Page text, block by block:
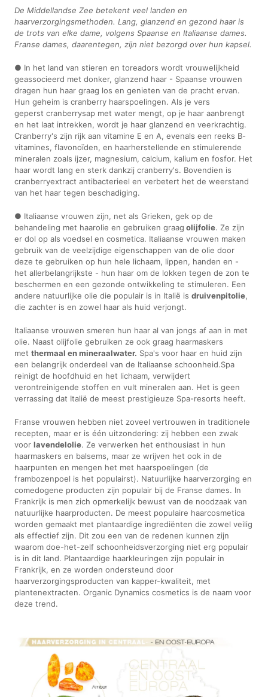
De Middellandse Zee betekent veel landen en
haarverzorgingsmethoden. Lang, glanzend en gezond haar is
de trots van elke dame, volgens Spaanse en Italiaanse dames.
Franse dames, daarentegen, zijn niet bezorgd over hun kapsel.
● In het land van stieren en toreadors wordt vrouwelijkheid
geassocieerd met donker, glanzend haar - Spaanse vrouwen
dragen hun haar graag los en genieten van de pracht ervan.
Hun geheim is cranberry haarspoelingen. Als je vers
geperst cranberrysap met water mengt, op je haar aanbrengt
en het laat intrekken, wordt je haar glanzend en veerkrachtig.
Cranberry's zijn rijk aan vitamine E en A, evenals een reeks B-
vitamines, flavonoïden, en haarherstellende en stimulerende
mineralen zoals ijzer, magnesium, calcium, kalium en fosfor. Het
haar wordt lang en sterk dankzij cranberry's. Bovendien is
cranberryextract antibacterieel en verbetert het de weerstand
van het haar tegen beschadiging.
● Italiaanse vrouwen zijn, net als Grieken, gek op de
behandeling met haarolie en gebruiken graag olijfolie. Ze zijn
er dol op als voedsel en cosmetica. Italiaanse vrouwen maken
gebruik van de veelzijdige eigenschappen van de olie door
deze te gebruiken op hun hele lichaam, lippen, handen en -
het allerbelangrijkste - hun haar om de lokken tegen de zon te
beschermen en een gezonde ontwikkeling te stimuleren. Een
andere natuurlijke olie die populair is in Italië isdruivenpitolie,
die zachter is en zowel haar als huid verjongt.
Italiaanse vrouwen smeren hun haar al van jongs af aan in met
olie. Naast olijfolie gebruiken ze ook graag haarmaskers
metthermaal en mineraalwater. Spa's voor haar en huid zijn
een belangrijk onderdeel van de Italiaanse schoonheid.Spa
reinigt de hoofdhuid en het lichaam, verwijdert
verontreinigende stoffen en vult mineralen aan. Het is geen
verrassing dat Italië de meest prestigieuze Spa-resorts heeft.
Franse vrouwen hebben niet zoveel vertrouwen in traditionele
recepten, maar er is één uitzondering: zij hebben een zwak
voorlavendelolie. Ze verwerken het enthousiast in hun
haarmaskers en balsems, maar ze wrijven het ook in de
haarpunten en mengen het met haarspoelingen (de
frambozenpoel is het populairst). Natuurlijke haarverzorging en
comedogene producten zijn populair bij de Franse dames. In
Frankrijk is men zich opmerkelijk bewust van de noodzaak van
natuurlijke haarproducten. De meest populaire haarcosmetica
worden gemaakt met plantaardige ingrediënten die zowel veilig
als effectief zijn. Dit zou een van de redenen kunnen zijn
waarom doe-het-zelf schoonheidsverzorging niet erg populair
is in dit land. Plantaardige haarkleuringen zijn populair in
Frankrijk, en ze worden ondersteund door
haarverzorgingsproducten van kapper-kwaliteit, met
plantenextracten. Organic Dynamics cosmetics is de naam voor
deze trend.